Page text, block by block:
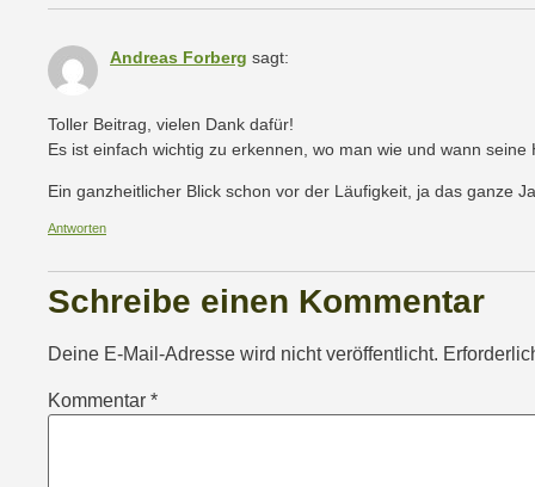
Andreas Forberg sagt:
Toller Beitrag, vielen Dank dafür!
Es ist einfach wichtig zu erkennen, wo man wie und wann
Ein ganzheitlicher Blick schon vor der Läufigkeit, ja das ganze
Antworten
Schreibe einen Kommentar
Deine E-Mail-Adresse wird nicht veröffentlicht.
Kommentar *